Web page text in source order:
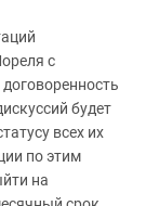
с
будет
всех их
по этим
на